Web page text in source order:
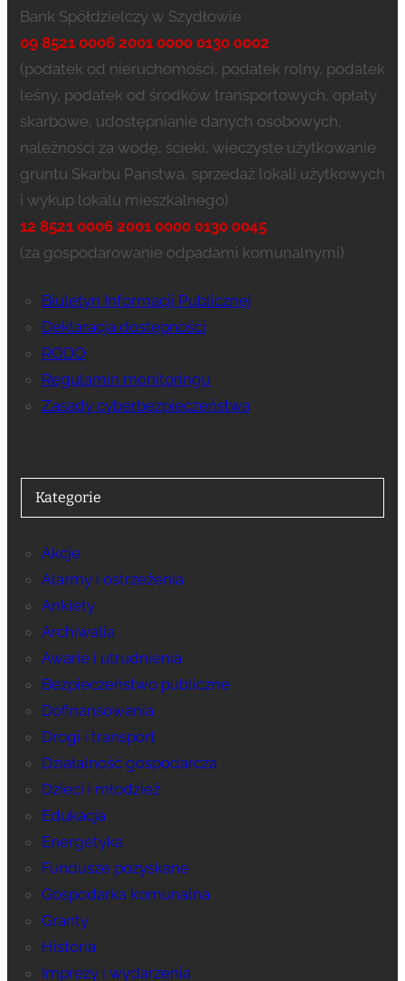
Bank Spółdzielczy w Szydłowie
09 8521 0006 2001 0000 0130 0002
(podatek od nieruchomości, podatek rolny, podatek
leśny, podatek od środków transportowych, opłaty
skarbowe, udostępnianie danych osobowych,
należności za wodę, ścieki, wieczyste użytkowanie
gruntu Skarbu Państwa, sprzedaż lokali użytkowych
i wykup lokalu mieszkalnego)
12 8521 0006 2001 0000 0130 0045
(za gospodarowanie odpadami komunalnymi)
Biuletyn Informacji Publicznej
Deklaracja dostępności
RODO
Regulamin monitoringu
Zasady cyberbezpieczeństwa
Kategorie
Akcje
Alarmy i ostrzeżenia
Ankiety
Archiwalia
Awarie i utrudnienia
Bezpieczeństwo publiczne
Dofinansowania
Drogi i transport
Działalność gospodarcza
Dzieci i młodzież
Edukacja
Energetyka
Fundusze pozyskane
Gospodarka komunalna
Granty
Historia
Imprezy i wydarzenia